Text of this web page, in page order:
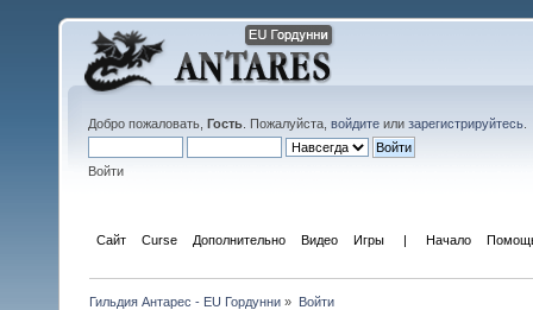
Добро пожаловать, Гость . Пожалуйста, войдите или зарегистрируйтесь
Войти
Сайт Curse Дополнительно Видео Игры | Начало
Гильдия Антарес - EU Гордунни » Войти